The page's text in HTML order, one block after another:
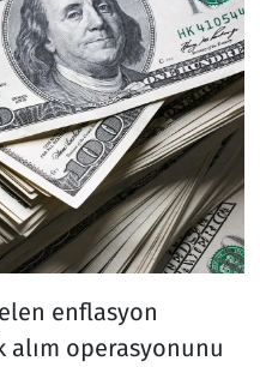
enflasyon
alım operasyonunu